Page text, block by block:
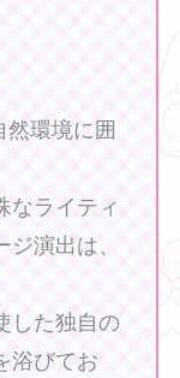
環境に囲
なライティ
演出は、
した独自の
浴びてお